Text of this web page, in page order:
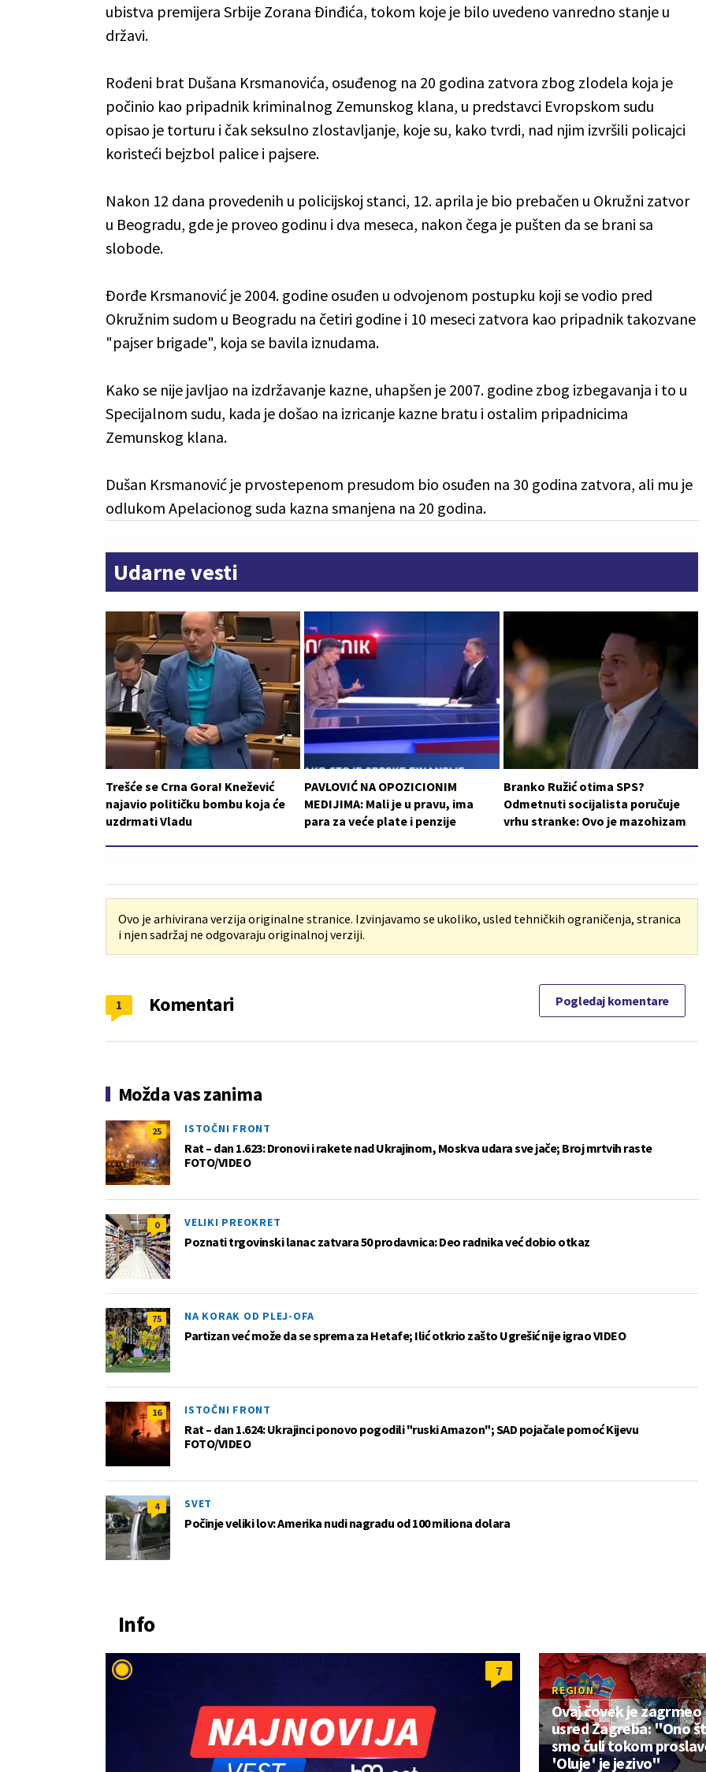
ubistva premijera Srbije Zorana Ðinđića, tokom koje je bilo uvedeno vanredno stanje u
državi.
Rođeni brat Dušana Krsmanovića, osuđenog na 20 godina zatvora zbog zlodela koja je
počinio kao pripadnik kriminalnog Zemunskog klana, u predstavci Evropskom sudu
opisao je torturu i čak seksulno zlostavljanje, koje su, kako tvrdi, nad njim izvršili policajci
koristeći bejzbol palice i pajsere.
Nakon 12 dana provedenih u policijskoj stanci, 12. aprila je bio prebačen u Okružni zatvor
u Beogradu, gde je proveo godinu i dva meseca, nakon čega je pušten da se brani sa
slobode.
Ðorđe Krsmanović je 2004. godine osuđen u odvojenom postupku koji se vodio pred
Okružnim sudom u Beogradu na četiri godine i 10 meseci zatvora kao pripadnik takozvane
"pajser brigade", koja se bavila iznudama.
Kako se nije javljao na izdržavanje kazne, uhapšen je 2007. godine zbog izbegavanja i to u
Specijalnom sudu, kada je došao na izricanje kazne bratu i ostalim pripadnicima
Zemunskog klana.
Dušan Krsmanović je prvostepenom presudom bio osuđen na 30 godina zatvora, ali mu je
odlukom Apelacionog suda kazna smanjena na 20 godina.
Udarne vesti
Trešće se Crna Gora! Knežević
najavio političku bombu koja će
uzdrmati Vladu
PAVLOVIĆ NA OPOZICIONIM
MEDIJIMA: Mali je u pravu, ima
para za veće plate i penzije
Branko Ružić otima SPS?
Odmetnuti socijalista poručuje
vrhu stranke: Ovo je mazohizam
Ovo je arhivirana verzija originalne stranice. Izvinjavamo se ukoliko, usled tehničkih ograničenja, stranica
i njen sadržaj ne odgovaraju originalnoj verziji.
Komentari
1 Pogledaj komentare
Možda vas zanima
25 ISTOČNI FRONT
Rat – dan 1.623: Dronovi i rakete nad Ukrajinom, Moskva udara sve jače; Broj mrtvih raste
FOTO/VIDEO
0 VELIKI PREOKRET
Poznati trgovinski lanac zatvara 50 prodavnica: Deo radnika već dobio otkaz
75 NA KORAK OD PLEJ-OFA
Partizan već može da se sprema za Hetafe; Ilić otkrio zašto Ugrešić nije igrao VIDEO
16 ISTOČNI FRONT
Rat – dan 1.624: Ukrajinci ponovo pogodili "ruski Amazon"; SAD pojačale pomoć Kijevu
FOTO/VIDEO
4 SVET
Počinje veliki lov: Amerika nudi nagradu od 100 miliona dolara
Info
7
REGION
Ovaj čovek je zagrmeo
usred Zagreba: "Ono
smo čuli tokom
'Oluje' je jezivo"